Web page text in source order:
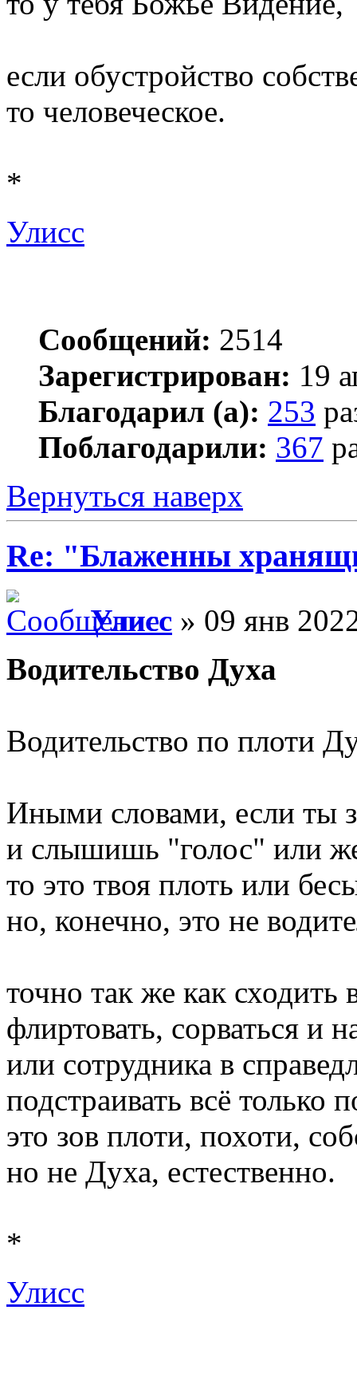
если обустройство
то человеческое.
*
Улисс
Сообщений: 2514
Зарегистрирован: 19
Благодарил (а): 253
Поблагодарили: 367
Вернуться наверх
Re: "Блаженны
Улисс » 09 янв
Водительство Духа
Водительство по плоти
Иными словами, если ты
и слышишь "голос" или
то это твоя плоть или
но, конечно, это не
точно так же как сходить
флиртовать, сорваться и
или сотрудника в
подстраивать всё только
это зов плоти, похоти,
но не Духа, естественно.
*
Улисс